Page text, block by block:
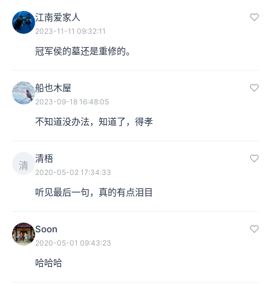
江南爱家人
2023-11-11 09:32:11
冠军侯的墓还是重修的。
船也木屋
2023-09-18 16:48:05
不知道没办法，知道了，得孝
清
清梧
2020-05-02 17:34:33
听见最后一句，真的有点泪目
Soon
2020-05-01 09:43:23
哈哈哈